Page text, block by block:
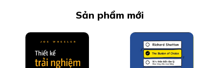
Sản phẩm mới